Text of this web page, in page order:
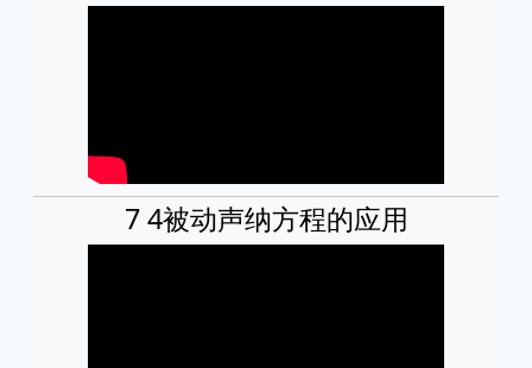
7 4被动声纳方程的应用